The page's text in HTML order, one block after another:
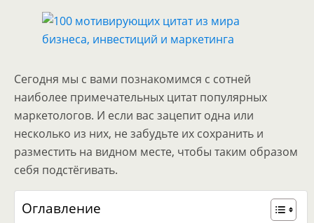
Сегодня мы с вами познакомимся с сотней
наиболее примечательных цитат популярных
маркетологов. И если вас зацепит одна или
несколько из них, не забудьте их сохранить и
разместить на видном месте, чтобы таким образом
себя подстёгивать.
Оглавление